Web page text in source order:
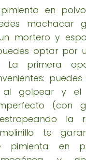
en
machacar
mortero y
optar por
La primera
al golpear y el
(con
la
te
pimienta en